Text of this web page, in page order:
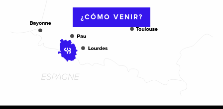
¿CÓMO VENIR?